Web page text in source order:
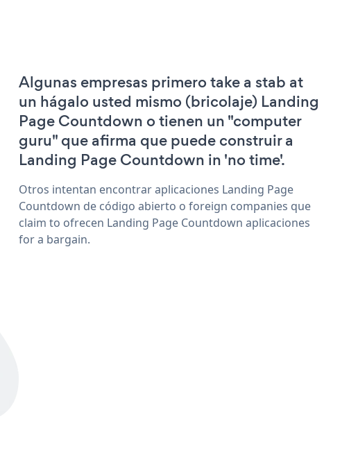
Algunas empresas primero take a stab at
un hágalo usted mismo (bricolaje) Landing
Page Countdown o tienen un "computer
guru" que afirma que puede construir a
Landing Page Countdown in 'no time'.
Otros intentan encontrar aplicaciones Landing Page
Countdown de código abierto o foreign companies que
claim to ofrecen Landing Page Countdown aplicaciones
for a bargain.